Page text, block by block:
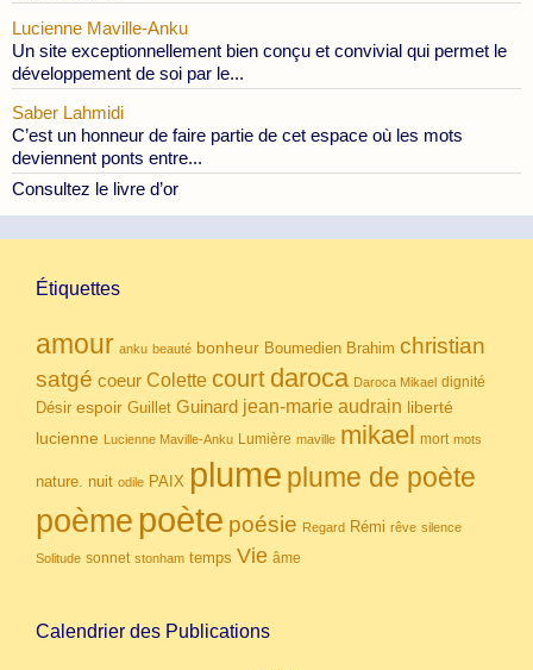
Lucienne Maville-Anku
Un site exceptionnellement bien conçu et convivial qui permet le
développement de soi par le...
Saber Lahmidi
C’est un honneur de faire partie de cet espace où les mots
deviennent ponts entre...
Consultez le livre d’or
Étiquettes
amour anku beauté bonheur Boumedien Brahim christian
satgé coeur Colette court daroca Daroca Mikael dignité
Désir espoir Guillet Guinard jean-marie audrain liberté
lucienne Lucienne Maville-Anku Lumière maville mikael mort mots
nature. nuit odile PAIX plume plume de poète
poème poète poésie Regard Rémi rêve silence
Solitude sonnet stonham temps Vie âme
Calendrier des Publications